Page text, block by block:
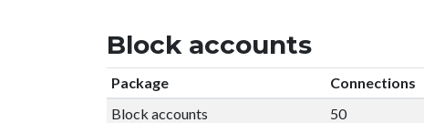
Block accounts
Package Connections
Block accounts
50